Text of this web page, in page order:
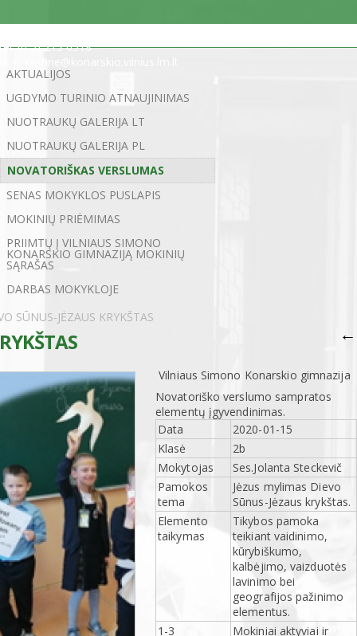
tel. (0 5) 213 0518
AKTUALIJOS
UGDYMO TURINIO ATNAUJINIMAS
NUOTRAUKŲ GALERIJA LT
NUOTRAUKŲ GALERIJA PL
NOVATORIŠKAS VERSLUMAS
SENAS MOKYKLOS PUSLAPIS
MOKINIŲ PRIĖMIMAS
PRIIMTŲ Į VILNIAUS SIMONO
KONARSKIO GIMNAZIJĄ MOKINIŲ
SĄRAŠAS
DARBAS MOKYKLOJE
SŪNUS-JĖZAUS KRYKŠTAS
←
Vilniaus Simono Konarskio gimnazija
Novatoriško verslumo sampratos
elementų įgyvendinimas.
Data
2020-01-15
Klasė
2b
Mokytojas
Ses.Jolanta Steckevič
Pamokos
tema
Jėzus mylimas Dievo
Sūnus-Jėzaus krykštas.
Elemento
taikymas
Tikybos pamoka
teikiant vaidinimo,
kūrybiškumo,
kalbėjimo, vaizduotės
lavinimo bei
geografijos pažinimo
elementus.
1-3
Mokiniai aktyviai ir